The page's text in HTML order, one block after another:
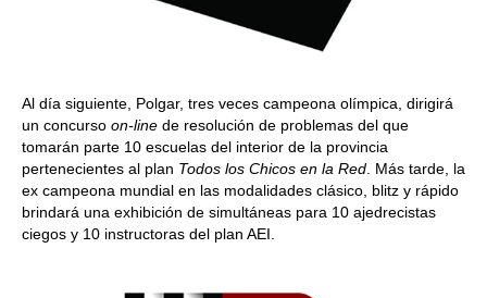
Al día siguiente, Polgar, tres veces campeona olímpica, dirigirá
un concurso on-line de resolución de problemas del que
tomarán parte 10 escuelas del interior de la provincia
pertenecientes al plan Todos los Chicos en la Red . Más tarde, la
ex campeona mundial en las modalidades clásico, blitz y rápido
brindará una exhibición de simultáneas para 10 ajedrecistas
ciegos y 10 instructoras del plan AEI.